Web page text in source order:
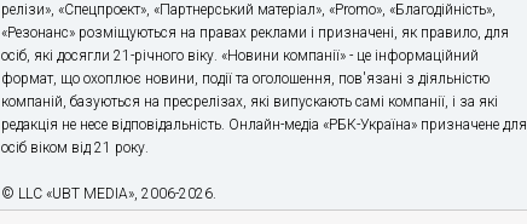
релізи», «Спецпроект», «Партнерський матеріал», «Promo», «Благодійність»,
«Резонанс» розміщуються на правах реклами і призначені, як правило, для
осіб, які досягли 21-річного віку. «Новини компанії» - це інформаційний
формат, що охоплює новини, події та оголошення, пов'язані з діяльністю
компаній, базуються на пресрелізах, які випускають самі компанії, і за які
редакція не несе відповідальність. Онлайн-медіа «РБК-Україна» призначене для
осіб віком від 21 року.
© LLC «UBT MEDIA», 2006-2026.